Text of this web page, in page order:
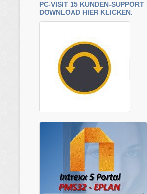
PC-VISIT 15 KUNDEN-SUPPORT
DOWNLOAD HIER KLICKEN.